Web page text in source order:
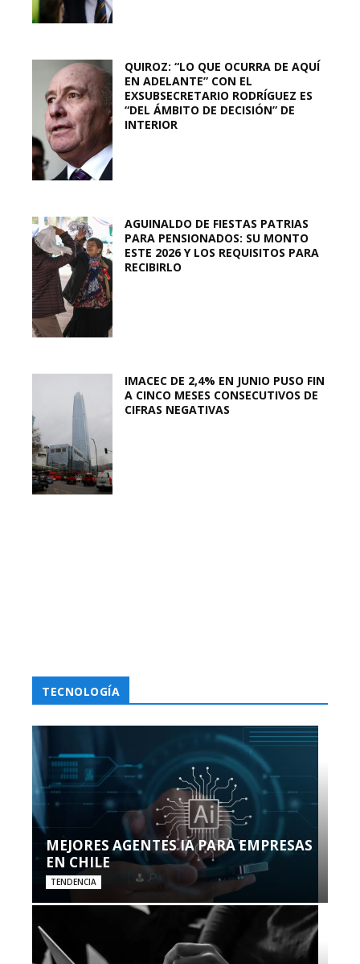
QUIROZ: “LO QUE OCURRA DE AQUÍ
EN ADELANTE” CON EL
EXSUBSECRETARIO RODRÍGUEZ ES
“DEL ÁMBITO DE DECISIÓN” DE
INTERIOR
AGUINALDO DE FIESTAS PATRIAS
PARA PENSIONADOS: SU MONTO
ESTE 2026 Y LOS REQUISITOS PARA
RECIBIRLO
IMACEC DE 2,4% EN JUNIO PUSO FIN
A CINCO MESES CONSECUTIVOS DE
CIFRAS NEGATIVAS
TECNOLOGÍA
MEJORES AGENTES IA PARA EMPRESAS
EN CHILE
TENDENCIA